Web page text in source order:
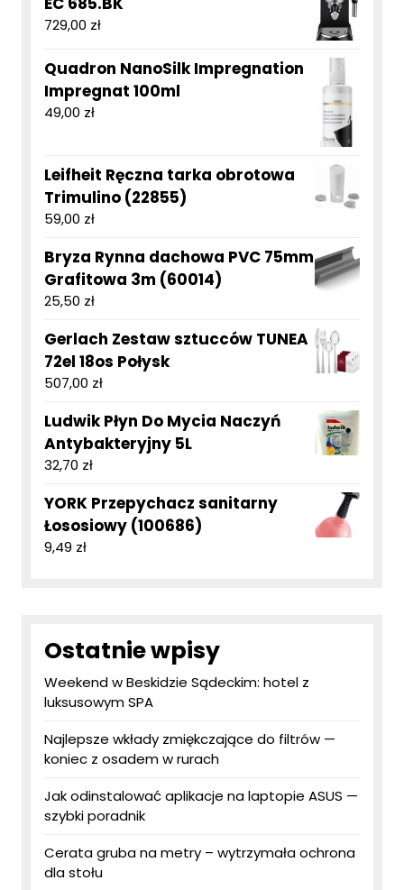
729,00 zł
Quadron NanoSilk Impregnation
Impregnat 100ml
49,00 zł
Leifheit Ręczna tarka obrotowa
Trimulino (22855)
59,00 zł
Bryza Rynna dachowa PVC 75mm
Grafitowa 3m (60014)
25,50 zł
Gerlach Zestaw sztucców TUNEA
72el 18os Połysk
507,00 zł
Ludwik Płyn Do Mycia Naczyń
Antybakteryjny 5L
32,70 zł
YORK Przepychacz sanitarny
Łososiowy (100686)
9,49 zł
Ostatnie wpisy
Weekend w Beskidzie Sądeckim: hotel z
luksusowym SPA
Najlepsze wkłady zmiękczające do filtrów —
koniec z osadem w rurach
Jak odinstalować aplikacje na laptopie ASUS —
szybki poradnik
Cerata gruba na metry – wytrzymała ochrona
dla stołu